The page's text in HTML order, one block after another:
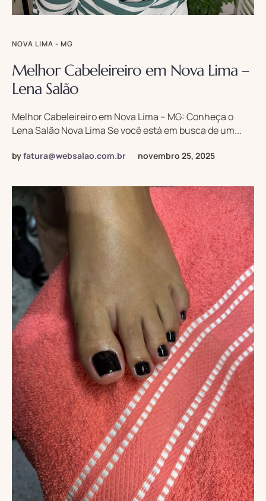
NOVA LIMA - MG
Melhor Cabeleireiro em Nova Lima –
Lena Salão
Melhor Cabeleireiro em Nova Lima – MG: Conheça o
Lena Salão Nova Lima Se você está em busca de um...
byfatura@websalao.com.br novembro 25, 2025